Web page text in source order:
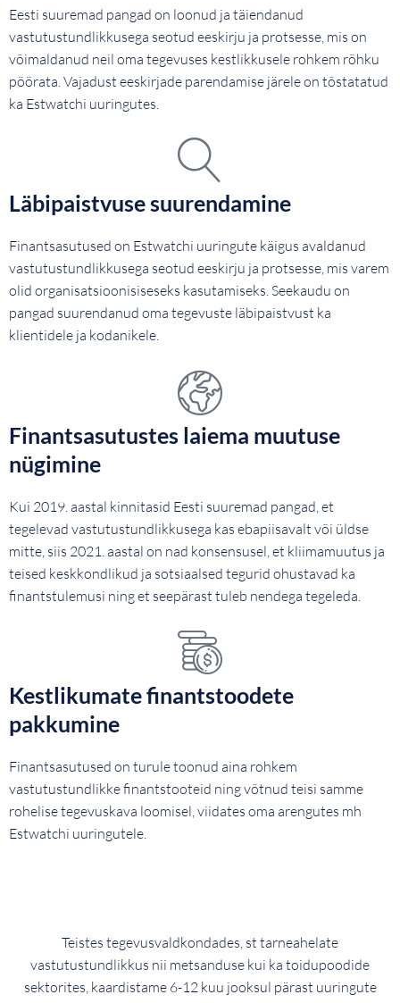
Eesti suuremad pangad on loonud ja täiendanud
vastutustundlikkusega seotud eeskirju ja protsesse, mis on
võimaldanud neil oma tegevuses kestlikkusele rohkem rõhku
pöörata. Vajadust eeskirjade parendamise järele on tõstatatud
ka Estwatchi uuringutes.
Läbipaistvuse suurendamine
Finantsasutused on Estwatchi uuringute käigus avaldanud
vastutustundlikkusega seotud eeskirju ja protsesse, mis varem
olid organisatsioonisiseseks kasutamiseks. Seekaudu on
pangad suurendanud oma tegevuste läbipaistvust ka
klientidele ja kodanikele.
Finantsasutustes laiema muutuse
nügimine
Kui 2019. aastal kinnitasid Eesti suuremad pangad, et
tegelevad vastutustundlikkusega kas ebapiisavalt või üldse
mitte, siis 2021. aastal on nad konsensusel, et kliimamuutus ja
teised keskkondlikud ja sotsiaalsed tegurid ohustavad ka
finantstulemusi ning et seepärast tuleb nendega tegeleda.
Kestlikumate finantstoodete
pakkumine
Finantsasutused on turule toonud aina rohkem
vastutustundlikke finantstooteid ning võtnud teisi samme
rohelise tegevuskava loomisel, viidates oma arengutes mh
Estwatchi uuringutele.
Teistes tegevusvaldkondades, st tarneahelate
vastutustundlikkus nii metsanduse kui ka toidupoodide
sektorites, kaardistame 6-12 kuu jooksul pärast uuringute